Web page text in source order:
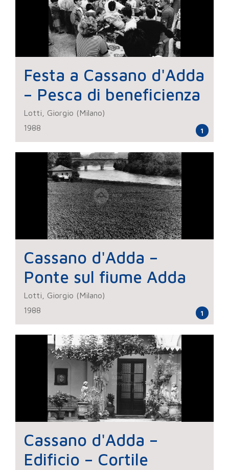
Festa a Cassano d'Adda
– Pesca di beneficienza
Lotti, Giorgio (Milano)
1988
1
Cassano d'Adda –
Ponte sul fiume Adda
Lotti, Giorgio (Milano)
1988
1
Cassano d'Adda –
Edificio – Cortile